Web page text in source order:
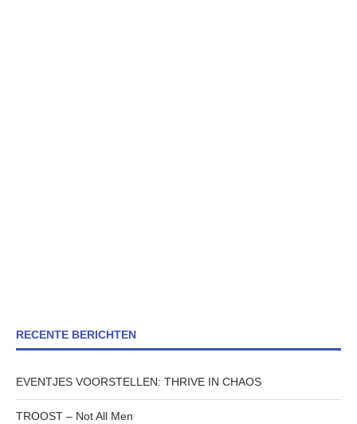
RECENTE BERICHTEN
EVENTJES VOORSTELLEN: THRIVE IN CHAOS
TROOST – Not All Men